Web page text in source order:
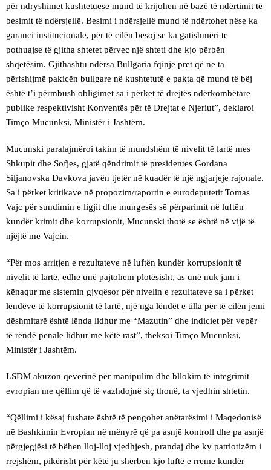
për ndryshimet kushtetuese mund të krijohen në bazë të ndërtimit të
besimit të ndërsjellë. Besimi i ndërsjellë mund të ndërtohet nëse ka
garanci institucionale, për të cilën besoj se ka gatishmëri te
pothuajse të gjitha shtetet përveç një shteti dhe kjo përbën
shqetësim. Gjithashtu ndërsa Bullgaria fqinje pret që ne ta
përfshijmë pakicën bullgare në kushtetutë e pakta që mund të bëj
është t’i përmbush obligimet sa i përket të drejtës ndërkombëtare
publike respektivisht Konventës për të Drejtat e Njeriut”, deklaroi
Timço Mucunksi, Ministër i Jashtëm.
Mucunski paralajmëroi takim të mundshëm të nivelit të lartë mes
Shkupit dhe Sofjes, gjatë qëndrimit të presidentes Gordana
Siljanovska Davkova javën tjetër në kuadër të një ngjarjeje rajonale.
Sa i përket kritikave në propozim/raportin e eurodeputetit Tomas
Vajc për sundimin e ligjit dhe mungesës së përparimit në luftën
kundër krimit dhe korrupsionit, Mucunski thotë se është në vijë të
njëjtë me Vajcin.
“Për mos arritjen e rezultateve në luftën kundër korrupsionit të
nivelit të lartë, edhe unë pajtohem plotësisht, as unë nuk jam i
kënaqur me sistemin gjyqësor për nivelin e rezultateve sa i përket
lëndëve të korrupsionit të lartë, një nga lëndët e tilla për të cilën jemi
dëshmitarë është lënda lidhur me “Mazutin” dhe indiciet për vepër
të rëndë penale lidhur me këtë rast”, theksoi Timço Mucunksi,
Ministër i Jashtëm.
LSDM akuzon qeverinë për manipulim dhe bllokim të integrimit
evropian me qëllim që të vazhdojnë siç thonë, ta vjedhin shtetin.
“Qëllimi i kësaj fushate është të pengohet anëtarësimi i Maqedonisë
në Bashkimin Evropian në mënyrë që pa asnjë kontroll dhe pa asnjë
përgjegjësi të bëhen lloj-lloj vjedhjesh, prandaj dhe ky patriotizëm i
rrejshëm, pikërisht për këtë ju shërben kjo luftë e rreme kundër